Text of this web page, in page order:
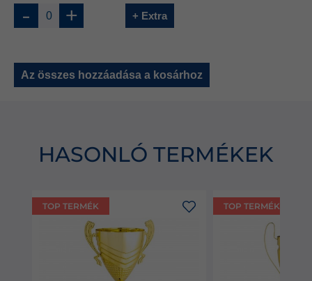
+ Extra
+
-
Az összes hozzáadása a kosárhoz
HASONLÓ TERMÉKEK
TOP TERMÉK